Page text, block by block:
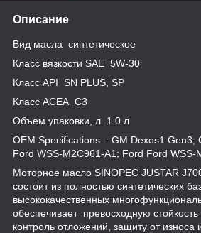
Описание
Вид масла синтетическое
Класс вязкости SAE 5W-30
Класс API SN PLUS, SP
Класс ACEA C3
Объем упаковки, л 1.0 л
OEM Specifications : GM Dexos1 Gen3;
Ford WSS-M2C961-A1; Ford Ford WSS-
Моторное масло SINOPEC JUSTAR
состоит из полностью синтетических
высококачественных
обеспечивает превосходную стойкость
контроль отложений, защиту от износа